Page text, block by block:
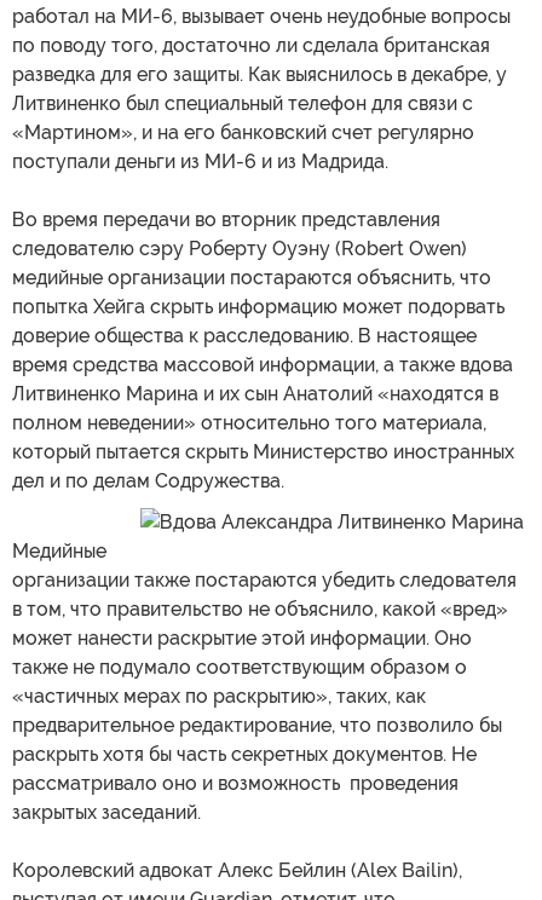
работал на МИ-6, вызывает очень неудобные вопросы
по поводу того, достаточно ли сделала британская
разведка для его защиты. Как выяснилось в декабре, у
Литвиненко был специальный телефон для связи с
«Мартином», и на его банковский счет регулярно
поступали деньги из МИ-6 и из Мадрида.
Во время передачи во вторник представления
следователю сэру Роберту Оуэну (Robert Owen)
медийные организации постараются объяснить, что
попытка Хейга скрыть информацию может подорвать
доверие общества к расследованию. В настоящее
время средства массовой информации, а также вдова
Литвиненко Марина и их сын Анатолий «находятся в
полном неведении» относительно того материала,
который пытается скрыть Министерство иностранных
дел и по делам Содружества.
Медийные
организации также постараются убедить следователя
в том, что правительство не объяснило, какой «вред»
может нанести раскрытие этой информации. Оно
также не подумало соответствующим образом о
«частичных мерах по раскрытию», таких, как
предварительное редактирование, что позволило бы
раскрыть хотя бы часть секретных документов. Не
рассматривало оно и возможность проведения
закрытых заседаний.
Королевский адвокат Алекс Бейлин (Alex Bailin),